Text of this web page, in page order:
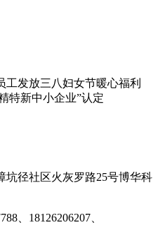
坑径社区火灰罗路25号博华科
、18126206207、